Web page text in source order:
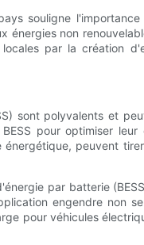
souligne
énergies non
par la création
sont polyvalents et
pour optimiser
peuvent
par batterie
engendre non
pour véhicules